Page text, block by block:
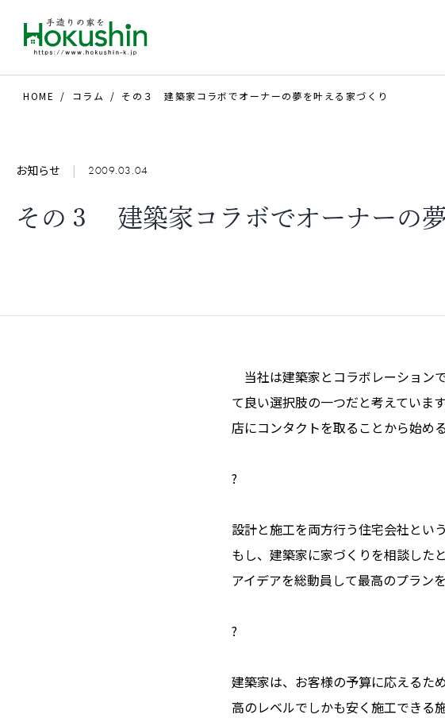
HOME コラム その３ 建築家コラボでオーナーの夢を叶える家づくり
お知らせ | 2009.03.04
その３ 建築家コラボでオーナーの
当社は建築家とコラボレーション
て良い選択肢の一つだと考えていま
店にコンタクトを取ることから始め
?
設計と施工を両方行う住宅会社とい
もし、建築家に家づくりを相談した
アイデアを総動員して最高のプラン
?
建築家は、お客様の予算に応えるた
高のレベルでしかも安く施工できる